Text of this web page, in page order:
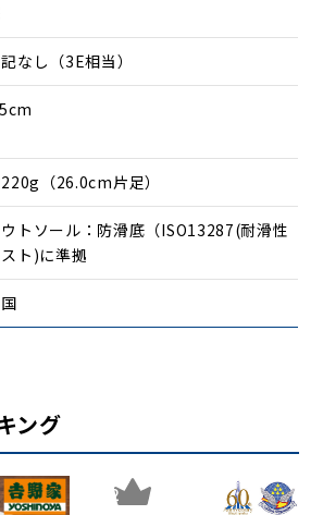
たりとした、幅広設計で幅広・甲高の方
り抵抗試験）準拠で滑りにくい靴底。
なし（3E相当）
（26.0cm片足）
トソール：防滑底（ISO13287(耐滑性
ト)に準拠
ング
2